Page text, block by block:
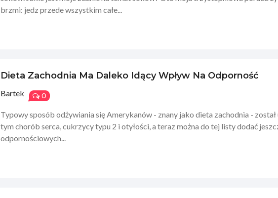
brzmi: jedz przede wszystkim całe...
Dieta Zachodnia Ma Daleko Idący Wpływ Na Odporność
Bartek 0
Typowy sposób odżywiania się Amerykanów - znany jako dieta zachodnia -
tym chorób serca, cukrzycy typu 2 i otyłości, a teraz można do tej listy dodać
odpornościowych...